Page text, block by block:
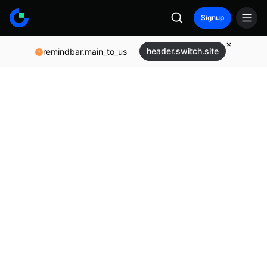
Signup
remindbar.main_to_us header.switch.site